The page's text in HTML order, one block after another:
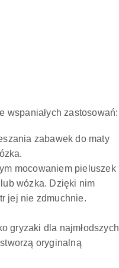
wspaniałych zastosowań:
zabawek do maty
mocowaniem pieluszek
wózka. Dzięki nim
jej nie zdmuchnie.
gryzaki dla najmłodszych
oryginalną